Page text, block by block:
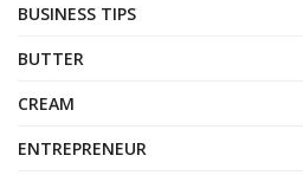
BUSINESS TIPS
BUTTER
CREAM
ENTREPRENEUR